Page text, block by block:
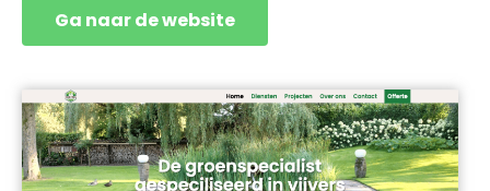
Ga naar de website